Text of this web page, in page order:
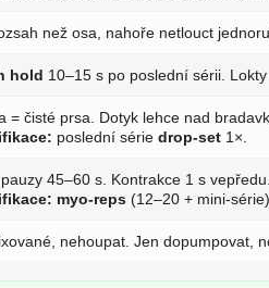
než osa, nahoře netlouct
hold 10–15 s po poslední sérii.
= čisté prsa. Dotyk lehce nad
poslední série drop-set 1×.
45–60 s. Kontrakce 1 s vepředu.
myo-reps (12–20 + mini-série).
nehoupat. Jen dopumpovat,